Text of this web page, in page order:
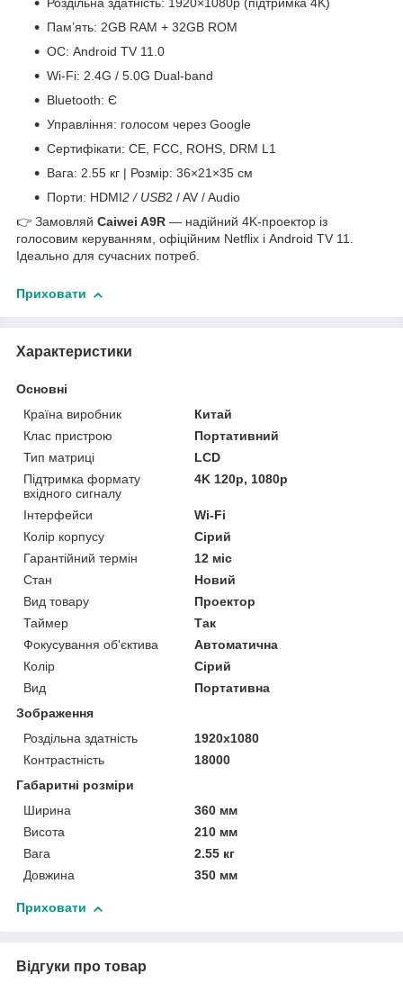
Роздільна здатність: 1920×1080p (підтримка 4K)
Пам’ять: 2GB RAM + 32GB ROM
ОС: Android TV 11.0
Wi-Fi: 2.4G / 5.0G Dual-band
Bluetooth: Є
Управління: голосом через Google
Сертифікати: CE, FCC, ROHS, DRM L1
Вага: 2.55 кг | Розмір: 36×21×35 см
Порти: HDMI2 / USB2 / AV / Audio
👉 Замовляй Caiwei A9R — надійний 4K-проектор із
голосовим керуванням, офіційним Netflix і Android TV 11.
Ідеально для сучасних потреб.
Приховати
Характеристики
Основні
Країна виробник
Китай
Клас пристрою
Портативний
Тип матриці
LCD
Підтримка формату
вхідного сигналу
4K 120p, 1080p
Інтерфейси
Wi-Fi
Колір корпусу
Сірий
Гарантійний термін
12 міс
Стан
Новий
Вид товару
Проектор
Таймер
Так
Фокусування об'єктива
Автоматична
Колір
Сірий
Вид
Портативна
Зображення
Роздільна здатність
1920x1080
Контрастність
18000
Габаритні розміри
Ширина
360 мм
Висота
210 мм
Вага
2.55 кг
Довжина
350 мм
Приховати
Відгуки про товар